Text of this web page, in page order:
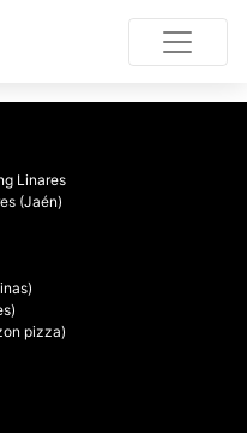
Linares
(Jaén)
pizza)